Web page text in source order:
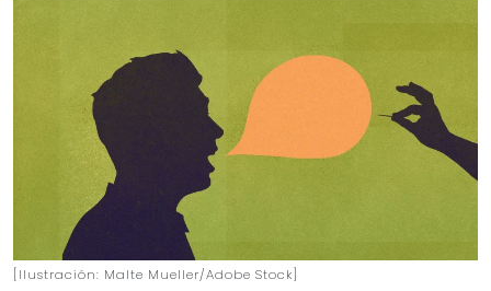
[Ilustración: Malte Mueller/Adobe Stock]